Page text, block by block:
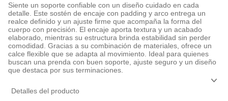
Siente un soporte confiable con un diseño cuidado en cada
detalle. Este sostén de encaje con padding y arco entrega un
realce definido y un ajuste firme que acompaña la forma del
cuerpo con precisión. El encaje aporta textura y un acabado
elaborado, mientras su estructura brinda estabilidad sin perder
comodidad. Gracias a su combinación de materiales, ofrece un
calce flexible que se adapta al movimiento. Ideal para quienes
buscan una prenda con buen soporte, ajuste seguro y un diseño
que destaca por sus terminaciones.
Detalles del producto